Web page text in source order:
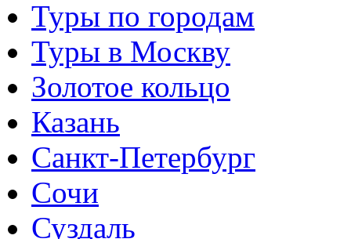
Туры по городам
Туры в Москву
Золотое кольцо
Казань
Санкт-Петербург
Сочи
Суздаль